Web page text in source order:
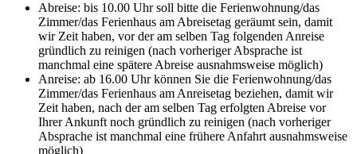
Abreise: bis 10.00 Uhr soll bitte die Ferienwohnung/das
Zimmer/das Ferienhaus am Abreisetag geräumt sein, damit
wir Zeit haben, vor der am selben Tag folgenden Anreise
gründlich zu reinigen (nach vorheriger Absprache ist
manchmal eine spätere Abreise ausnahmsweise möglich)
Anreise: ab 16.00 Uhr können Sie die Ferienwohnung/das
Zimmer/das Ferienhaus am Anreisetag beziehen, damit wir
Zeit haben, nach der am selben Tag erfolgten Abreise vor
Ihrer Ankunft noch gründlich zu reinigen (nach vorheriger
Absprache ist manchmal eine frühere Anfahrt ausnahmsweise
möglich)